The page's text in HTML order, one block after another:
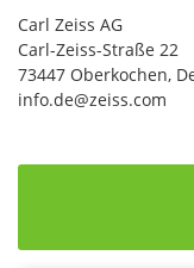
Carl Zeiss AG
Carl-Zeiss-Straße 22
73447 Oberkochen,
info.de@zeiss.com